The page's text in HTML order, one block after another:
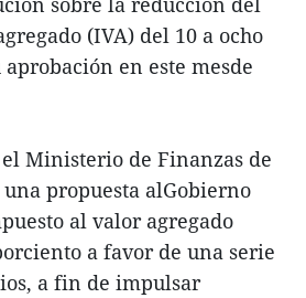
(IVA) del 10 a ocho
en este mesde
Ministerio de Finanzas de
propuesta alGobierno
al valor agregado
a favor de una serie
a fin de impulsar